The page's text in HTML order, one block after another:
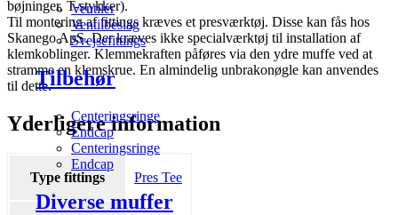
Ventiler
Ventilbeslag
Svejsefittings
Tilbehør
Centeringsringe
Endcap
Centeringsringe
Endcap
Diverse muffer
bøjninger, T-stykker).
Til montering af fittings kræves et presværktøj. Disse kan fås hos
Skanego ApS. Der kræves ikke specialværktøj til installation af
klemkoblinger. Klemmekraften påføres via den ydre muffe ved at
stramme en klemskrue. En almindelig unbrakonøgle kan anvendes
til dette.
Yderligere information
Type fittings Pres Tee